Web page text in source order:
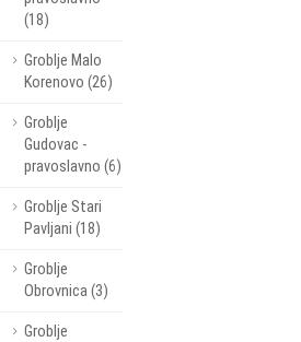
(18)
Groblje Malo
Korenovo (26)
Groblje
Gudovac -
pravoslavno (6)
Groblje Stari
Pavljani (18)
Groblje
Obrovnica (3)
Groblje